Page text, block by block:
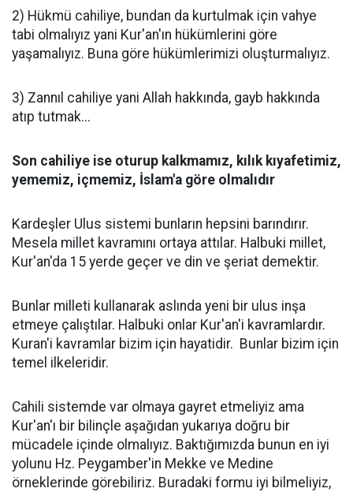
2) Hükmü cahiliye, bundan da kurtulmak için vahye
tabi olmalıyız yani Kur'an'ın hükümlerini göre
yaşamalıyız. Buna göre hükümlerimizi oluşturmalıyız.
3) Zannıl cahiliye yani Allah hakkında, gayb hakkında
atıp tutmak...
Son cahiliye ise oturup kalkmamız, kılık kıyafetimiz,
yememiz, içmemiz, İslam'a göre olmalıdır
Kardeşler Ulus sistemi bunların hepsini barındırır.
Mesela millet kavramını ortaya attılar. Halbuki millet,
Kur'an'da 15 yerde geçer ve din ve şeriat demektir.
Bunlar milleti kullanarak aslında yeni bir ulus inşa
etmeye çalıştılar. Halbuki onlar Kur'an'i kavramlardır.
Kuran'i kavramlar bizim için hayatidir. Bunlar bizim için
temel ilkeleridir.
Cahili sistemde var olmaya gayret etmeliyiz ama
Kur'an'ı bir bilinçle aşağıdan yukarıya doğru bir
mücadele içinde olmalıyız. Baktığımızda bunun en iyi
yolunu Hz. Peygamber'in Mekke ve Medine
örneklerinde görebiliriz. Buradaki formu iyi bilmeliyiz,